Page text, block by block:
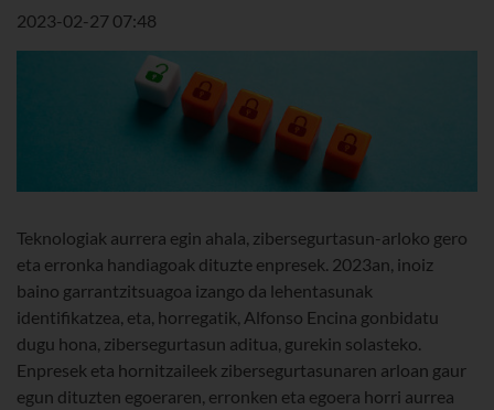
2023-02-27 07:48
Teknologiak aurrera egin ahala, zibersegurtasun-arloko gero
eta erronka handiagoak dituzte enpresek. 2023an, inoiz
baino garrantzitsuagoa izango da lehentasunak
identifikatzea, eta, horregatik, Alfonso Encina gonbidatu
dugu hona, zibersegurtasun aditua, gurekin solasteko.
Enpresek eta hornitzaileek zibersegurtasunaren arloan gaur
egun dituzten egoeraren, erronken eta egoera horri aurrea